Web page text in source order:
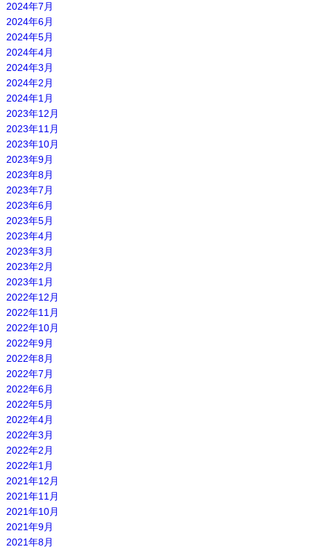
2024年7月
2024年6月
2024年5月
2024年4月
2024年3月
2024年2月
2024年1月
2023年12月
2023年11月
2023年10月
2023年9月
2023年8月
2023年7月
2023年6月
2023年5月
2023年4月
2023年3月
2023年2月
2023年1月
2022年12月
2022年11月
2022年10月
2022年9月
2022年8月
2022年7月
2022年6月
2022年5月
2022年4月
2022年3月
2022年2月
2022年1月
2021年12月
2021年11月
2021年10月
2021年9月
2021年8月